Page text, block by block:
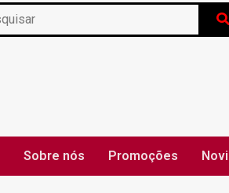
Sobre nós Promoções